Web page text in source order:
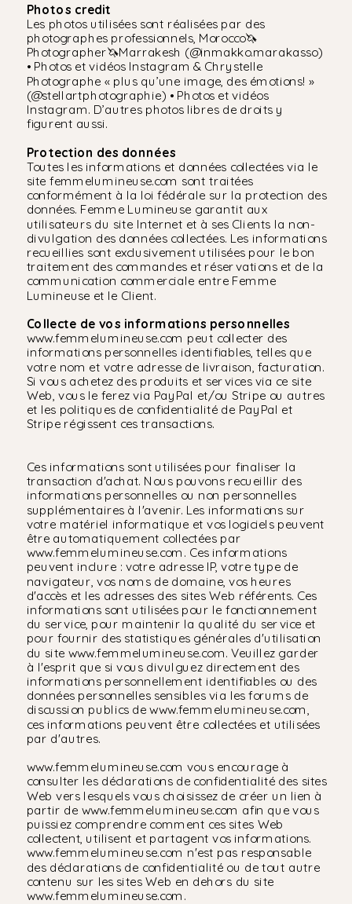
Photos credit
Les photos utilisées sont réalisées par des
photographes professionnels, Morocco🦄
Photographer🦄Marrakesh (@inmakko.marakasso)
• Photos et vidéos Instagram & Chrystelle
Photographe « plus qu’une image, des émotions! »
(@stellartphotographie) • Photos et vidéos
Instagram. D’autres photos libres de droits y
figurent aussi.
Protection des données
Toutes les informations et données collectées via le
site femmelumineuse.com sont traitées
conformément à la loi fédérale sur la protection des
données. Femme Lumineuse garantit aux
utilisateurs du site Internet et à ses Clients la non-
divulgation des données collectées. Les informations
recueillies sont exclusivement utilisées pour le bon
traitement des commandes et réservations et de la
communication commerciale entre Femme
Lumineuse et le Client.
Collecte de vos informations personnelles
www.femmelumineuse.com peut collecter des
informations personnelles identifiables, telles que
votre nom et votre adresse de livraison, facturation.
Si vous achetez des produits et services via ce site
Web, vous le ferez via PayPal et/ou Stripe ou autres
et les politiques de confidentialité de PayPal et
Stripe régissent ces transactions.
Ces informations sont utilisées pour finaliser la
transaction d'achat. Nous pouvons recueillir des
informations personnelles ou non personnelles
supplémentaires à l'avenir. Les informations sur
votre matériel informatique et vos logiciels peuvent
être automatiquement collectées par
www.femmelumineuse.com. Ces informations
peuvent inclure : votre adresse IP, votre type de
navigateur, vos noms de domaine, vos heures
d'accès et les adresses des sites Web référents. Ces
informations sont utilisées pour le fonctionnement
du service, pour maintenir la qualité du service et
pour fournir des statistiques générales d'utilisation
du site www.femmelumineuse.com. Veuillez garder
à l'esprit que si vous divulguez directement des
informations personnellement identifiables ou des
données personnelles sensibles via les forums de
discussion publics de www.femmelumineuse.com,
ces informations peuvent être collectées et utilisées
par d'autres.
www.femmelumineuse.com vous encourage à
consulter les déclarations de confidentialité des sites
Web vers lesquels vous choisissez de créer un lien à
partir de www.femmelumineuse.com afin que vous
puissiez comprendre comment ces sites Web
collectent, utilisent et partagent vos informations.
www.femmelumineuse.com n'est pas responsable
des déclarations de confidentialité ou de tout autre
contenu sur les sites Web en dehors du site
www.femmelumineuse.com.